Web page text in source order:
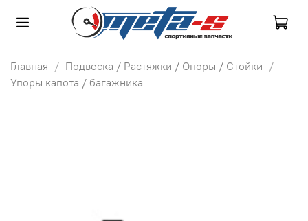
Главная
Подвеска / Растяжки / Опоры / Стойки
Упоры капота / багажника